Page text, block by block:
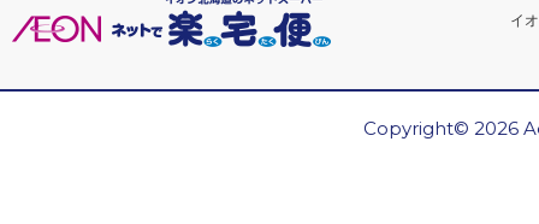
イ
Copyright© 2026